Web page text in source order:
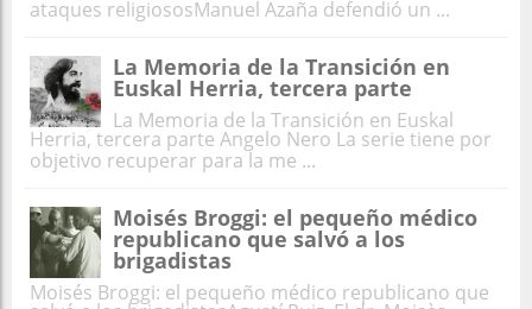
ataques religiososManuel Azaña defendió un ...
La Memoria de la Transición en
Euskal Herria, tercera parte
La Memoria de la Transición en Euskal
Herria, tercera parte Angelo Nero La serie tiene por
objetivo recuperar para la me ...
Moisés Broggi: el pequeño médico
republicano que salvó a los
brigadistas
Moisés Broggi: el pequeño médico republicano que